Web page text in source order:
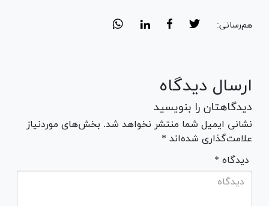
هم‌رسانی:
ارسال دیدگاه
دیدگاهتان را بنویسید
نشانی ایمیل شما منتشر نخواهد شد. بخش‌های موردنیاز
علامت‌گذاری شده‌اند *
* دیدگاه